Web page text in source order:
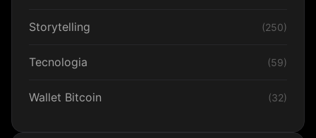
Storytelling (250)
Tecnologia (59)
Wallet Bitcoin (32)